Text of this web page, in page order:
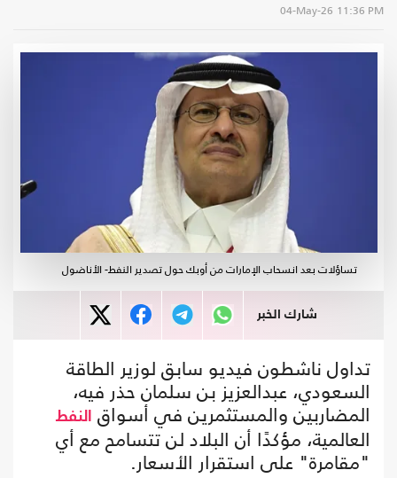
04-May-26 11:36 PM
تساؤلات بعد انسحاب الإمارات من أوبك حول تصدير النفط- الأناضول
شارك الخبر
تداول ناشطون فيديو سابق لوزير الطاقة
السعودي، عبدالعزيز بن سلمان حذر فيه،
المضاربين والمستثمرين في أسواق النفط
العالمية، مؤكدًا أن البلاد لن تتسامح مع أي
"مقامرة" على استقرار الأسعار.